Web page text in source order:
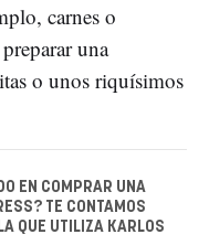
carnes o
una
o unos riquísimos
EN COMPRAR UNA
TE CONTAMOS
QUE UTILIZA KARLOS